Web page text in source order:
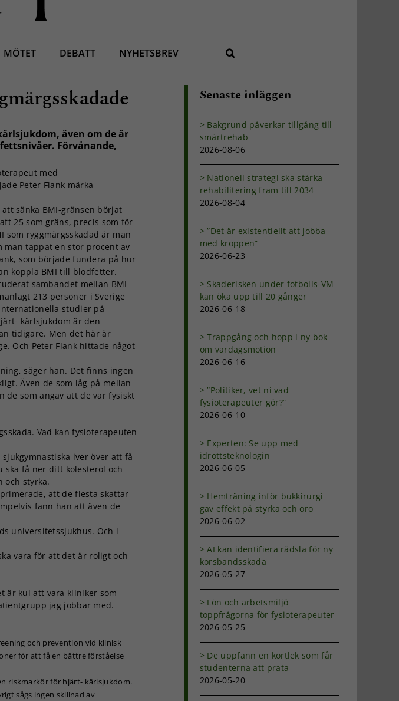
MÖTET DEBATT NYHETSBREV
även om de är
Förvånande,
med
Peter Flank märka
sänka BMI-gränsen börjat
25 som gräns, precis som för
som ryggmärgsskadad är man
tappat en stor procent av
som började fundera på hur
koppla BMI till blodfetter.
sambandet mellan BMI
213 personer i Sverige
studier på
kärlsjukdom är den
tidigare. Men det här är
Och Peter Flank hittade något
säger han. Det finns ingen
Även de som låg på mellan
de som angav att de var fysiskt
Vad kan fysioterapeuten
iver över att få
ska få ner ditt kolesterol och
och styrka.
att de flesta skattar
fann han att även de
universitetssjukhus. Och i
vara för att det är roligt och
är kul att vara kliniker som
jag jobbar med.
och prevention vid klinisk
för att få en bättre förståelse
riskmarkör för hjärt- kärlsjukdom.
sågs ingen skillnad av
Senaste inläggen
Bakgrund påverkar tillgång till
smärtrehab
2026-08-06
Nationell strategi ska stärka
rehabilitering fram till 2034
2026-08-04
”Det är existentiellt att jobba
med kroppen”
2026-06-23
Skaderisken under fotbolls-VM
kan öka upp till 20 gånger
2026-06-18
Trappgång och hopp i ny bok
om vardagsmotion
2026-06-16
”Politiker, vet ni vad
fysioterapeuter gör?”
2026-06-10
Experten: Se upp med
idrottsteknologin
2026-06-05
Hemträning inför bukkirurgi
gav effekt på styrka och oro
2026-06-02
AI kan identifiera rädsla för ny
korsbandsskada
2026-05-27
Lön och arbetsmiljö
toppfrågorna för fysioterapeuter
2026-05-25
De uppfann en kortlek som får
studenterna att prata
2026-05-20